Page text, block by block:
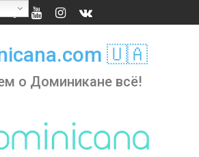
🇺🇦
о Доминикане всё!